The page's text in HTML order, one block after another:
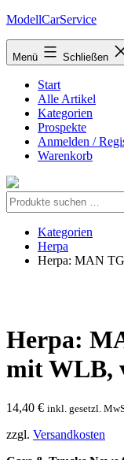
Zum
springen
ModellCarService
Menü Schließen
Start
Alle Artikel
Kategorien
Prospekte
Anmelden /
Warenkorb
Suche
Kategorien
Herpa
Herpa: MAN
Herpa:
mit WLB,
14,40 € inkl. gesetzl.
zzgl. Versandkosten